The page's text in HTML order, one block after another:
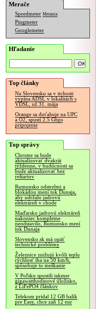
Merače
Speedmeter Merania
Pingmeter
Googlemeter
Hľadanie
Top články
Na Slovensku sa v tichosti
vypína ADSL v lokalitách s
VDSL, už 31. mája
Orange sa doťahuje na UPC
a O2, spustí 2.5 Gbps
pripojenie
Top správy
Chrome sa bude
aktualizovať dvakrát
týždenne, v budúcnosti sa
bude aktualizovať bez
reštartov
Rumunsko odstrelmi a
blokádou mení tok Dunaja,
aby udržalo jadrovú
elektráreň v chode
Maďarsko jadrovú elektráreň
nakoniec kompletne
neodstavilo, Rumunsko mení
tok Dunaja
Slovensko.sk má opäť
technické problémy
Železnice znižujú kvôli teplu
rýchlosť iba na 50 km/h,
spôsobuje to meškanie
V Poľsku spustili takmer
gigawatthodinové úložisko,
z LiFePO4 článkov
Telekom pridal 12 GB balík
pre Easy, chce zaň 12 eur